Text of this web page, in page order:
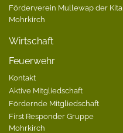
Förderverein Mullewap der Kita
Mohrkirch
Wirtschaft
Feuerwehr
Kontakt
Aktive Mitgliedschaft
Fördernde Mitgliedschaft
First Responder Gruppe
Mohrkirch